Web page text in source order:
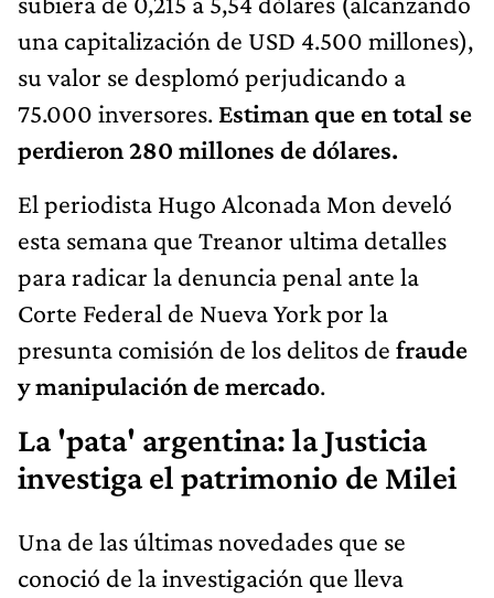
una capitalización de USD 4.500 millones),
su valor se desplomó perjudicando a
75.000 inversores. Estiman que en total se
perdieron 280 millones de dólares.
El periodista Hugo Alconada Mon develó
esta semana que Treanor ultima detalles
para radicar la denuncia penal ante la
Corte Federal de Nueva York por la
presunta comisión de los delitos de fraude
y manipulación de mercado.
La 'pata' argentina: la Justicia
investiga el patrimonio de Milei
Una de las últimas novedades que se
conoció de la investigación que lleva